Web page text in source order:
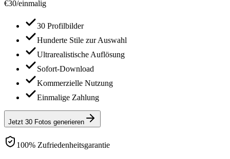
€30/einmalig
30 Profilbilder
Hunderte Stile zur Auswahl
Ultrarealistische Auflösung
Sofort-Download
Kommerzielle Nutzung
Einmalige Zahlung
Jetzt 30 Fotos generieren
100% Zufriedenheitsgarantie